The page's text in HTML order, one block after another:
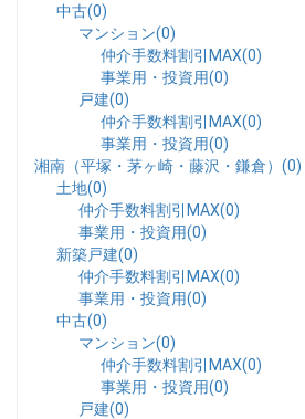
中古(0)
マンション(0)
仲介手数料割引MAX(0)
事業用・投資用(0)
戸建(0)
仲介手数料割引MAX(0)
事業用・投資用(0)
湘南（平塚・茅ヶ崎・藤沢・鎌倉）(0)
土地(0)
仲介手数料割引MAX(0)
事業用・投資用(0)
新築戸建(0)
仲介手数料割引MAX(0)
事業用・投資用(0)
中古(0)
マンション(0)
仲介手数料割引MAX(0)
事業用・投資用(0)
戸建(0)